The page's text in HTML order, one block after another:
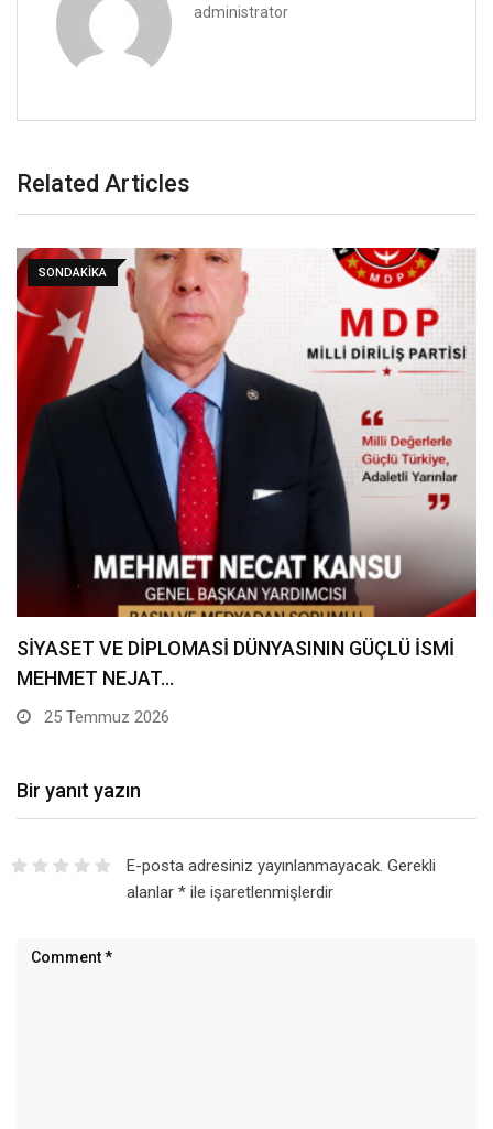
administrator
Related Articles
GÜNDEM
MİLLİ DİRİLİŞ PARTİSİ GENEL MERKEZ PARTİ
SÖZCÜSÜ AHMET…
20 Temmuz 2026
Bir yanıt yazın
E-posta adresiniz yayınlanmayacak. Gerekli
alanlar *ile işaretlenmişlerdir